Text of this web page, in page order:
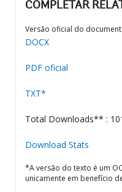
COMPLETAR
Versão oficial do
DOCX
PDF oficial
TXT*
Total Downloads** :
Download Stats
*A versão do texto é um
unicamente em benefício